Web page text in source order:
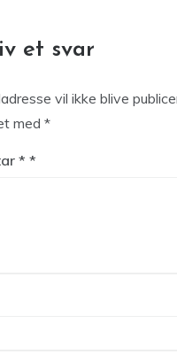
et svar
vil ikke blive
med *
*